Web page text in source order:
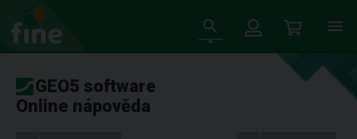
GEO5 software
Online nápověda